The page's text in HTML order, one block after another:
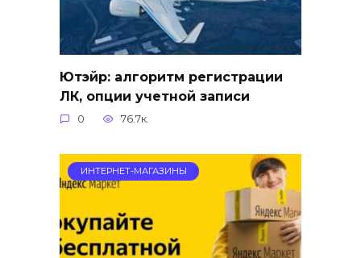
Ютэйр: алгоритм регистрации
ЛК, опции учетной записи
0 76.7к.
ИНТЕРНЕТ-МАГАЗИНЫ